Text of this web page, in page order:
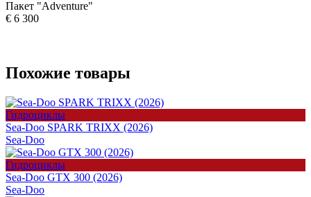
Пакет "Adventure"
€ 6 300
Похожие товары
Гидроциклы
Sea-Doo SPARK TRIXX (2026)
Sea-Doo
Гидроциклы
Sea-Doo GTX 300 (2026)
Sea-Doo